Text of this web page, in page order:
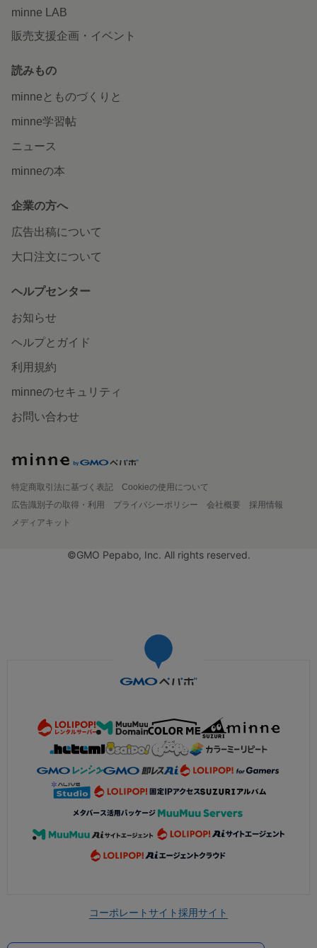
minne LAB
販売支援企画・イベント
読みもの
minneとものづくりと
minne学習帖
ニュース
minneの本
企業の方へ
広告出稿について
大口注文について
ヘルプセンター
お知らせ
ヘルプとガイド
利用規約
minneのセキュリティ
お問い合わせ
特定商取引法に基づく表記
Cookieの使用について
広告識別子の取得・利用
プライバシーポリシー 会社概要
採用情報
メディアキット
©GMO Pepabo, Inc. All rights reserved.
コーポレートサイト採用サイト